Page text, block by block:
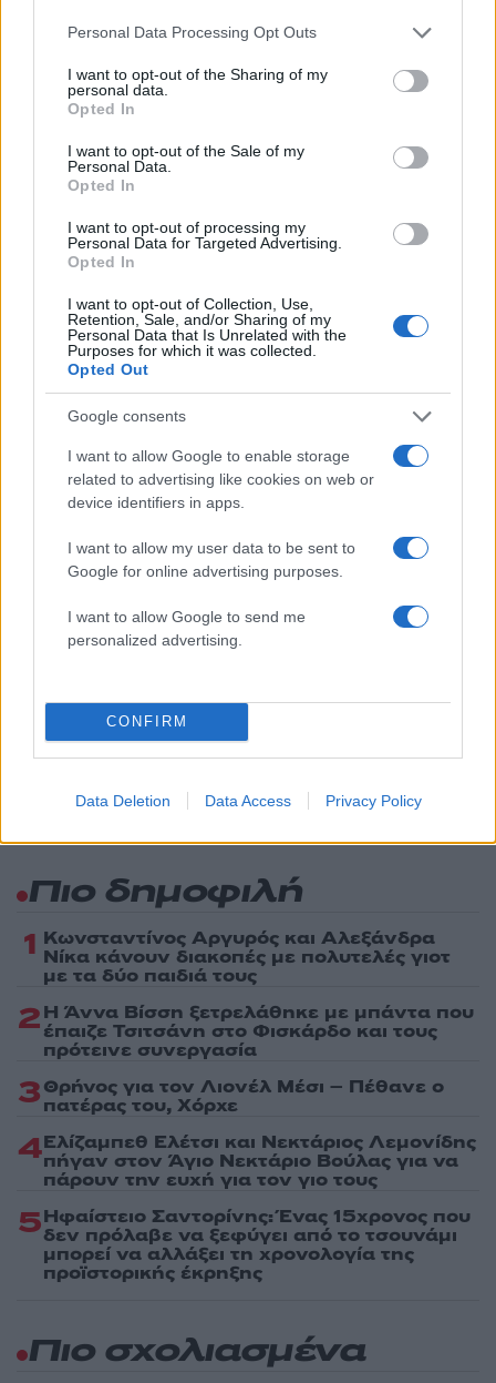
Please note that this website/app uses one or more Google
not limited to your visit or usage behaviour. You may click to
grant or deny consent to Google and its third-party tags to
use your data for below specified purposes in below Google
consent section.
Personal Data Processing Opt Outs
I want to opt-out of the Sharing of my
personal data.
Opted In
I want to opt-out of the Sale of my
Personal Data.
Opted In
I want to opt-out of processing my
Personal Data for Targeted Advertising.
Opted In
I want to opt-out of Collection, Use,
Retention, Sale, and/or Sharing of my
Personal Data that Is Unrelated with the
Purposes for which it was collected.
Opted Out
Google consents
I want to allow Google to enable storage
related to advertising like cookies on web or
device identifiers in apps.
I want to allow my user data to be sent to
Google for online advertising purposes.
I want to allow Google to send me
personalized advertising.
CONFIRM
Data Deletion Data Access Privacy Policy
Σχόλια
Υποβολή σχολίου
Όροι Χρήσης . Το site προστατεύεται από reCAPTCHA, ισχύουν
Πολιτική Απορρήτου&Όροι Χρήσης
Μπάσκετ
JASON
ΕΙΔΗΣΕΙΣ
ΜΠΑΣΚΕΤ
ΠΑΝΑΘΗΝΑΙΚΟΣ
ΠΑΡΑΣΚΕΥΗ 13
Share:
Ακολουθήστε το Νewsit.gr στοGoogle Newsκαι
ενημερωθείτε πρώτοι για όλη την ειδησεογραφία και τα
τελευταία νέατης ημέρας
Πιο δημοφιλή
1 Κωνσταντίνος Αργυρός και Αλεξάνδρα
Νίκα κάνουν διακοπές με πολυτελές γιοτ
με τα δύο παιδιά τους
2Η Άννα Βίσση ξετρελάθηκε με μπάντα που
έπαιζε Τσιτσάνη στο Φισκάρδο και τους
πρότεινε συνεργασία
3Θρήνος για τον Λιονέλ Μέσι – Πέθανε ο
πατέρας του, Χόρχε
4Ελίζαμπεθ Ελέτσι και Νεκτάριος Λεμονίδης
πήγαν στον Άγιο Νεκτάριο Βούλας για να
πάρουν την ευχή για τον γιο τους
5Ηφαίστειο Σαντορίνης: Ένας 15χρονος που
δεν πρόλαβε να ξεφύγει από το τσουνάμι
μπορεί να αλλάξει τη χρονολογία της
προϊστορικής έκρηξης
Πιο σχολιασμένα